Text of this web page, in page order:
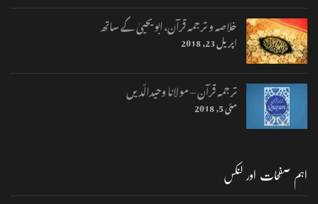
خلاصہ و ترجمہ قرآن، ابو یحییٰ کے ساتھ
اپریل 23, 2018
ترجمہ قرآن – مولانا وحیدالّدیں
مئی 5, 2018
اہم صفحات اور لنکس